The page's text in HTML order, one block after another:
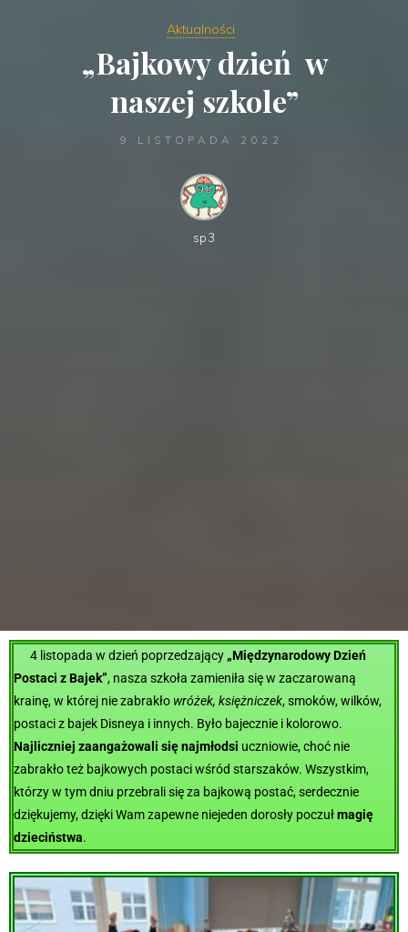
Aktualności
„Bajkowy dzień w
naszej szkole”
9 LISTOPADA 2022
sp3
4 listopada w dzień poprzedzający „Międzynarodowy Dzień
Postaci z Bajek”, nasza szkoła zamieniła się w zaczarowaną
krainę, w której nie zabrakło wróżek, księżniczek, smoków, wilków,
postaci z bajek Disneya i innych. Było bajecznie i kolorowo.
Najliczniej zaangażowali się najmłodsi uczniowie, choć nie
zabrakło też bajkowych postaci wśród starszaków. Wszystkim,
którzy w tym dniu przebrali się za bajkową postać, serdecznie
dziękujemy, dzięki Wam zapewne niejeden dorosły poczułmagię
dzieciństwa.